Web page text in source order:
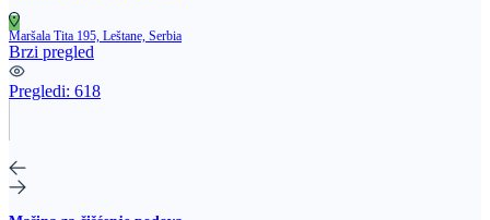
Maršala Tita 195, Leštane, Serbia
Brzi pregled
Pregledi: 618